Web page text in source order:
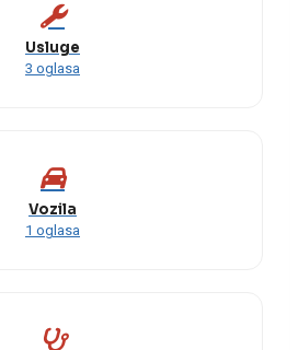
Usluge
3 oglasa
Vozila
1 oglasa